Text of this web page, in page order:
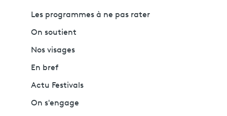
Les programmes à ne pas rater
On soutient
Nos visages
En bref
Actu Festivals
On s'engage